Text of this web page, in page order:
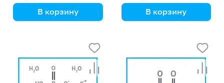
В корзину В корзину